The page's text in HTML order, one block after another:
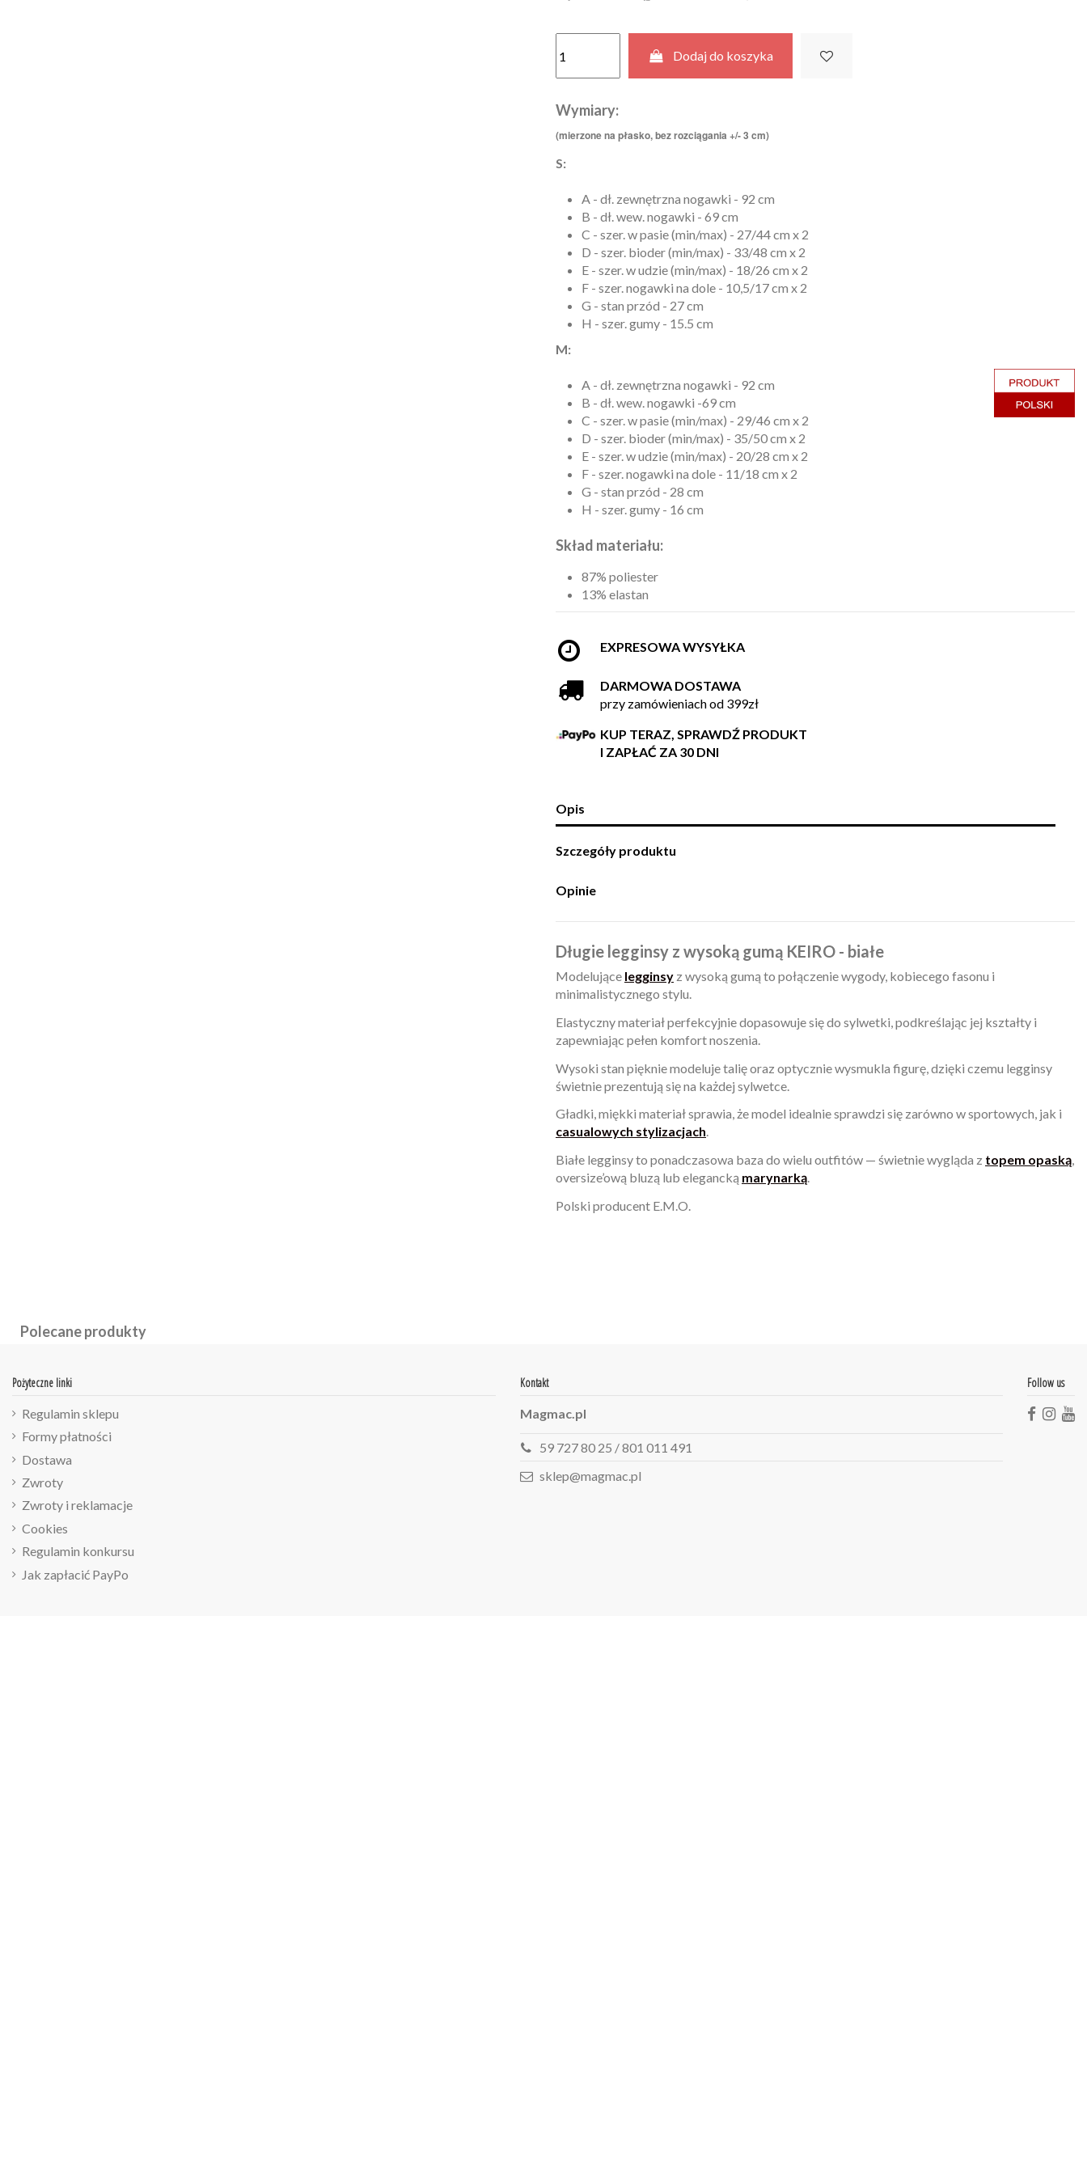
Dodaj do koszyka
Wymiary:
(mierzone na płasko, bez rozciągania +/- 3 cm)
S:
A - dł. zewnętrzna nogawki - 92 cm
B - dł. wew. nogawki - 69 cm
C - szer. w pasie (min/max) - 27/44 cm x 2
D - szer. bioder (min/max) - 33/48 cm x 2
E - szer. w udzie (min/max) - 18/26 cm x 2
F - szer. nogawki na dole - 10,5/17 cm x 2
G - stan przód - 27 cm
H - szer. gumy - 15.5 cm
M:
A - dł. zewnętrzna nogawki - 92 cm
B - dł. wew. nogawki -69 cm
C - szer. w pasie (min/max) - 29/46 cm x 2
D - szer. bioder (min/max) - 35/50 cm x 2
E - szer. w udzie (min/max) - 20/28 cm x 2
F - szer. nogawki na dole - 11/18 cm x 2
G - stan przód - 28 cm
H - szer. gumy - 16 cm
Skład materiału:
87% poliester
13% elastan
EXPRESOWA WYSYŁKA
DARMOWA DOSTAWA
przy zamówieniach od 399zł
KUP TERAZ, SPRAWDŹ PRODUKT
I ZAPŁAĆ ZA 30 DNI
Opis
Szczegóły produktu
Opinie
Długie legginsy z wysoką gumą KEIRO - białe
Modelujące legginsy z wysoką gumą to połączenie wygody, kobiecego fasonu i
minimalistycznego stylu.
Elastyczny materiał perfekcyjnie dopasowuje się do sylwetki, podkreślając jej kształty i
zapewniając pełen komfort noszenia.
Wysoki stan pięknie modeluje talię oraz optycznie wysmukla figurę, dzięki czemu legginsy
świetnie prezentują się na każdej sylwetce.
Gładki, miękki materiał sprawia, że model idealnie sprawdzi się zarówno w sportowych, jak i
casualowych stylizacjach.
Białe legginsy to ponadczasowa baza do wielu outfitów — świetnie wygląda z topem opaską,
oversize’ową bluzą lub elegancką marynarką.
Polski producent E.M.O.
Polecane produkty
Pożyteczne linki
Regulamin sklepu
Formy płatności
Dostawa
Zwroty
Zwroty i reklamacje
Cookies
Regulamin konkursu
Jak zapłacić PayPo
Kontakt
Magmac.pl
59 727 80 25 / 801 011 491
sklep@magmac.pl
Follow us